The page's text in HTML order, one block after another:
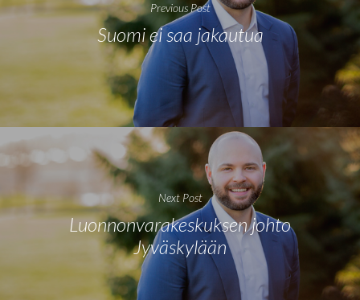
Previous Post
Suomi ei saa jakautua
Next Post
Luonnonvarakeskuksen johto
Jyväskylään